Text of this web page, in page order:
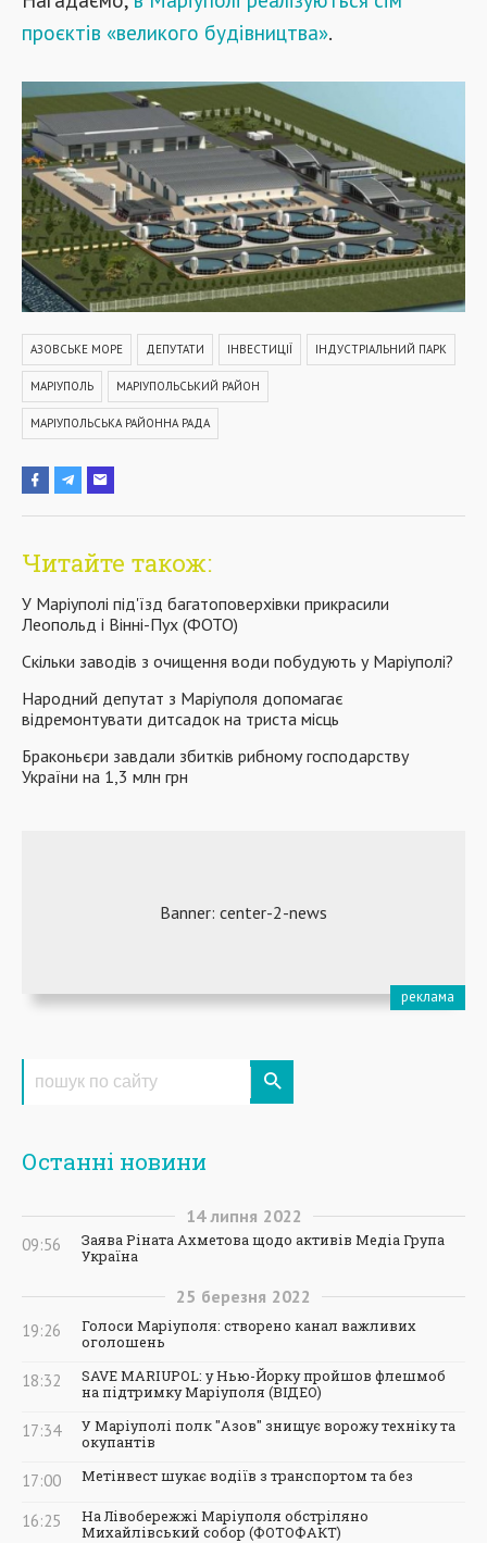
проєктів «великого будівництва».
АЗОВСЬКЕ МОРЕ ДЕПУТАТИ ІНВЕСТИЦІЇ ІНДУСТРІАЛЬНИЙ ПАРК
МАРІУПОЛЬ МАРІУПОЛЬСЬКИЙ РАЙОН
МАРІУПОЛЬСЬКА РАЙОННА РАДА
Читайте також:
У Маріуполі під'їзд багатоповерхівки прикрасили
Леопольд і Вінні-Пух (ФОТО)
Скільки заводів з очищення води побудують у Маріуполі?
Народний депутат з Маріуполя допомагає
відремонтувати дитсадок на триста місць
Браконьєри завдали збитків рибному господарству
України на 1,3 млн грн
Останні новини
14 липня 2022
09:56
Заява Ріната Ахметова щодо активів Медіа Група
Україна
25 березня 2022
19:26
Голоси Маріуполя: створено канал важливих
оголошень
18:32
SAVE MARIUPOL: у Нью-Йорку пройшов флешмоб
на підтримку Маріуполя (ВІДЕО)
17:34
У Маріуполі полк "Азов" знищує ворожу техніку та
окупантів
17:00 Метінвест шукає водіїв з транспортом та без
16:25
На Лівобережжі Маріуполя обстріляно
Михайлівський собор (ФОТОФАКТ)